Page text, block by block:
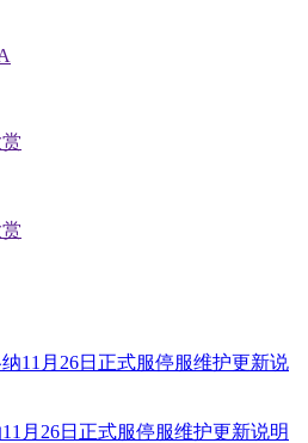
月26日正式服停服维护更新说明